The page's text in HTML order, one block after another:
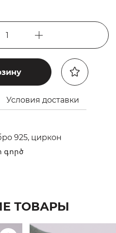
1
Условия доставки
925, циркон
գործ
ТОВАРЫ